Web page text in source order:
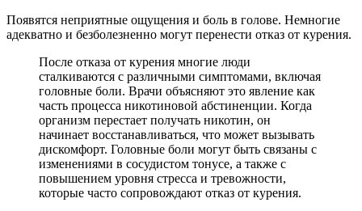
Появятся неприятные ощущения и боль в голове. Немногие
адекватно и безболезненно могут перенести отказ от курения.
После отказа от курения многие люди
сталкиваются с различными симптомами, включая
головные боли. Врачи объясняют это явление как
часть процесса никотиновой абстиненции. Когда
организм перестает получать никотин, он
начинает восстанавливаться, что может вызывать
дискомфорт. Головные боли могут быть связаны с
изменениями в сосудистом тонусе, а также с
повышением уровня стресса и тревожности,
которые часто сопровождают отказ от курения.